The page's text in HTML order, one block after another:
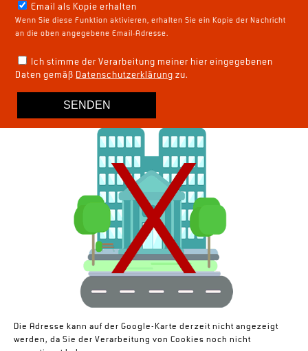
Email als Kopie erhalten
Wenn Sie diese Funktion aktivieren, erhalten Sie ein Kopie der Nachricht
an die oben angegebene Email-Adresse.
Ich stimme der Verarbeitung meiner hier eingegebenen
Daten gemäß Datenschutzerklärung zu.
Die Adresse kann auf der Google-Karte derzeit nicht angezeigt
werden, da Sie der Verarbeitung von Cookies noch nicht